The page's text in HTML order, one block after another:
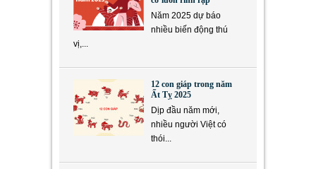
Năm 2025 dự báo
nhiều biến động thú
vị,...
12 con giáp trong năm
Ất Tỵ 2025
Dịp đầu năm mới,
nhiều người Việt có
thói...